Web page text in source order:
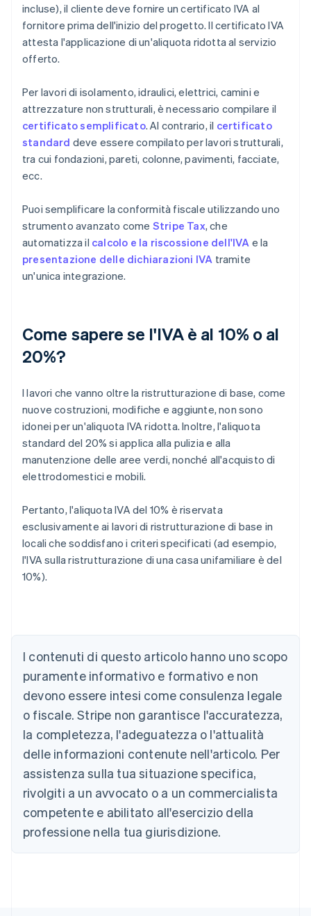
incluse), il cliente deve fornire un certificato IVA al
fornitore prima dell'inizio del progetto. Il certificato IVA
attesta l'applicazione di un'aliquota ridotta al servizio
offerto.
Per lavori di isolamento, idraulici, elettrici, camini e
attrezzature non strutturali, è necessario compilare il
certificato semplificato. Al contrario, il certificato
standard deve essere compilato per lavori strutturali,
tra cui fondazioni, pareti, colonne, pavimenti, facciate,
ecc.
Puoi semplificare la conformità fiscale utilizzando uno
strumento avanzato come Stripe Tax, che
automatizza il calcolo e la riscossione dell'IVA e la
presentazione delle dichiarazioni IVA tramite
un'unica integrazione.
Come sapere se l'IVA è al 10% o al
20%?
I lavori che vanno oltre la ristrutturazione di base, come
nuove costruzioni, modifiche e aggiunte, non sono
idonei per un'aliquota IVA ridotta. Inoltre, l'aliquota
standard del 20% si applica alla pulizia e alla
manutenzione delle aree verdi, nonché all'acquisto di
elettrodomestici e mobili.
Pertanto, l'aliquota IVA del 10% è riservata
esclusivamente ai lavori di ristrutturazione di base in
locali che soddisfano i criteri specificati (ad esempio,
l'IVA sulla ristrutturazione di una casa unifamiliare è del
10%).
I contenuti di questo articolo hanno uno scopo
puramente informativo e formativo e non
devono essere intesi come consulenza legale
o fiscale. Stripe non garantisce l'accuratezza,
la completezza, l'adeguatezza o l'attualità
delle informazioni contenute nell'articolo. Per
assistenza sulla tua situazione specifica,
rivolgiti a un avvocato o a un commercialista
competente e abilitato all'esercizio della
professione nella tua giurisdizione.
Australia
Austria
Deutsch English
Belgio
NederlandsFrançais DeutschEnglish
Brasile
PortuguêsEnglish
English
Canada
English
Cina continentale
简体中文English